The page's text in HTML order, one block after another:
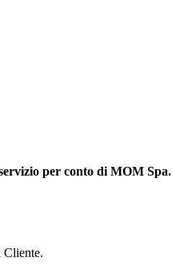
per conto di MOM Spa.
Cliente.